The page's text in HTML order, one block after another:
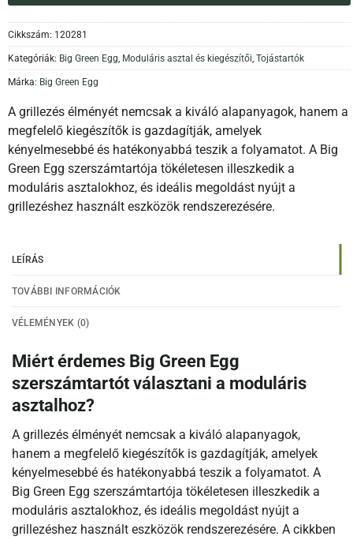
Cikkszám: 120281
Kategóriák: Big Green Egg Moduláris asztal és kiegészítői Tojástartók
Márka: Big Green Egg
A grillezés élményét nemcsak a kiváló alapanyagok, hanem a
megfelelő kiegészítők is gazdagítják, amelyek
kényelmesebbé és hatékonyabbá teszik a folyamatot. A Big
Green Egg szerszámtartója tökéletesen illeszkedik a
moduláris asztalokhoz, és ideális megoldást nyújt a
grillezéshez használt eszközök rendszerezésére.
LEÍRÁS
TOVÁBBI INFORMÁCIÓK
VÉLEMÉNYEK (0)
Miért érdemes Big Green Egg
szerszámtartót választani a moduláris
asztalhoz?
A grillezés élményét nemcsak a kiváló alapanyagok,
hanem a megfelelő kiegészítők is gazdagítják, amelyek
kényelmesebbé és hatékonyabbá teszik a folyamatot. A
Big Green Egg szerszámtartója tökéletesen illeszkedik a
moduláris asztalokhoz, és ideális megoldást nyújt a
grillezéshez használt eszközök rendszerezésére. A cikkben